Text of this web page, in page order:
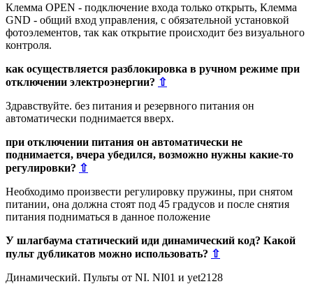
Клемма OPEN - подключение входа только открыть, Клемма
GND - общий вход управления, с обязательной установкой
фотоэлементов, так как открытие происходит без визуального
контроля.
как осуществляется разблокировка в ручном режиме при
отключении электроэнергии? ⇧
Здравствуйте. без питания и резервного питания он
автоматически поднимается вверх.
при отключении питания он автоматически не
поднимается, вчера убедился, возможно нужны какие-то
регулировки? ⇧
Необходимо произвести регулировку пружины, при снятом
питании, она должна стоят под 45 градусов и после снятия
питания подниматься в данное положение
У шлагбаума статический иди динамический код? Какой
пульт дубликатов можно использовать? ⇧
Динамический. Пульты от NI. NI01 и yet2128